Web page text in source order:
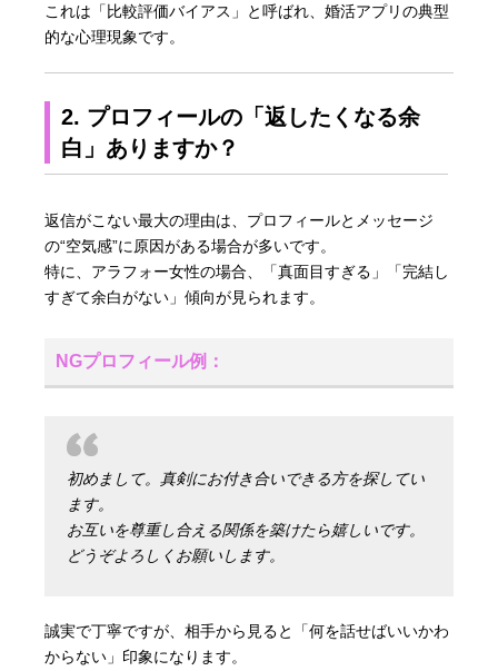
これは「比較評価バイアス」と呼ばれ、婚活アプリの典型
的な心理現象です。
2. プロフィールの「返したくなる余
白」ありますか？
返信がこない最大の理由は、プロフィールとメッセージ
の“空気感”に原因がある場合が多いです。
特に、アラフォー女性の場合、「真面目すぎる」「完結し
すぎて余白がない」傾向が見られます。
NGプロフィール例：
初めまして。真剣にお付き合いできる方を探してい
ます。
お互いを尊重し合える関係を築けたら嬉しいです。
どうぞよろしくお願いします。
誠実で丁寧ですが、相手から見ると「何を話せばいいかわ
からない」印象になります。